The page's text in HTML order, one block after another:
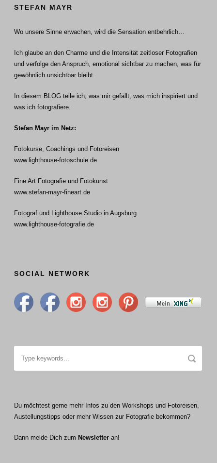
STEFAN MAYR
Wo unsere Sinne erwachen, wird die Sensation entbehrlich…
Ich glaube an den Charme und die Intensität zeitloser Fotografien
und verfolge den Anspruch, emotional sichtbar zu machen, was für
gewöhnlich unsichtbar bleibt.
In diesem BLOG teile ich, was mir gefällt, was mich inspiriert und
was ich fotografiere.
Stefan Mayr im Netz:
Fotokurse, Coachings und Fotoreisen
www.lighthouse-fotoschule.de
Fine Art Fotografie und Fotokunst
www.stefan-mayr-fineart.de
Fotograf und Lighthouse Studio in Augsburg
www.lighthouse-fotografie.de
SOCIAL NETWORK
Du möchtest gerne mehr Infos zu den Workshops und Fotoreisen,
Austellungstipps oder mehr Wissen zur Fotografie bekommen?
Dann melde Dich zum Newsletter an!